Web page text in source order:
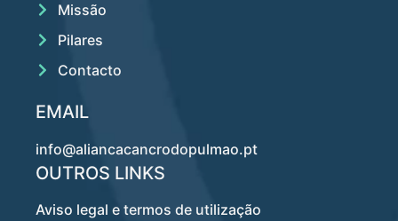
Missão
Pilares
Contacto
EMAIL
info@aliancacancrodopulmao.pt
OUTROS LINKS
Aviso legal e termos de utilização